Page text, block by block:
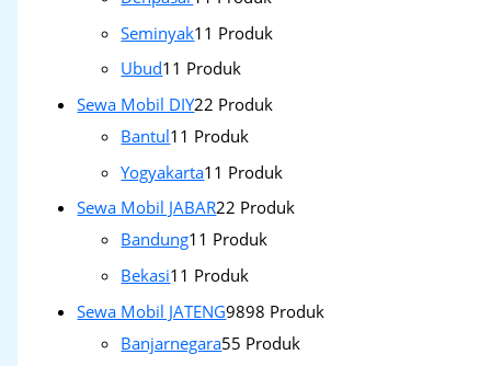
Seminyak1 1 Produk
Ubud1 1 Produk
Sewa Mobil DIY22 Produk
Bantul1 1 Produk
Yogyakarta1 1 Produk
Sewa Mobil JABAR22 Produk
Bandung1 1 Produk
Bekasi1 1 Produk
Sewa Mobil JATENG9898 Produk
Banjarnegara55 Produk